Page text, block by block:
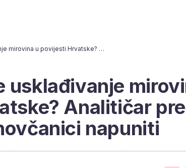
Stiže najveće usklađivanje mirovina u povijesti Hrvatske? Analitičar predviđa koliko će se novčanici napuniti
usklađivanje
Analitičar
napuniti